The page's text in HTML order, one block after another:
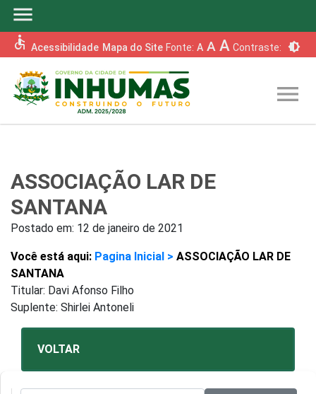
menu
accessible Acessibilidade Mapa do Site Fonte: A A A Contraste: brightness_6
menu
ASSOCIAÇÃO LAR DE
SANTANA
Postado em: 12 de janeiro de 2021
Você está aqui: Pagina Inicial > ASSOCIAÇÃO LAR DE
SANTANA
Titular: Davi Afonso Filho
Suplente: Shirlei Antoneli
VOLTAR